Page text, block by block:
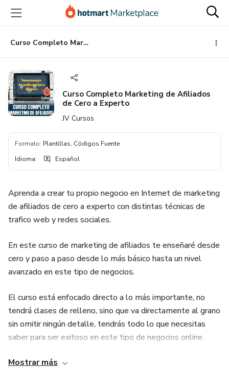
principal
página
de
página
Curso Completo Marketing de Afiliados de Cero a Experto
Curso Completo Marketing de Afiliados
de Cero a Experto
JV Cursos
Formato: Plantillas, Códigos Fuente
Idioma: Español
Aprenda a crear tu propio negocio en Internet de marketing
de afiliados de cero a experto con distintas técnicas de
trafico web y redes sociales.
En este curso de marketing de afiliados te enseñaré desde
cero y paso a paso desde lo más básico hasta un nivel
avanzado en este tipo de negocios.
El curso está enfocado directo a lo más importante, no
tendrá clases de relleno, sino que va directamente al grano
sin omitir ningún detalle, tendrás todo lo que necesitas
saber para ser exitoso en este tipo de negocios online.
El marketing de afiliado es un tema reciente en el mercado
Mostrar más